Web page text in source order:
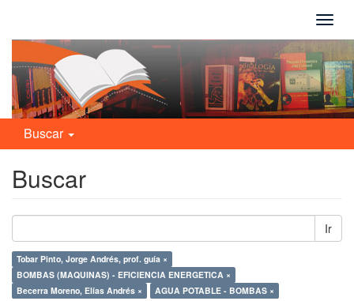
Buscar
Buscar
Ir
Tobar Pinto, Jorge Andrés, prof. guía ×
BOMBAS (MAQUINAS) - EFICIENCIA ENERGETICA ×
Becerra Moreno, Elías Andrés ×
AGUA POTABLE - BOMBAS ×